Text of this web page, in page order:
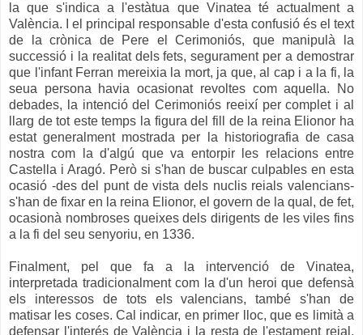
la que s'indica a l'estàtua que Vinatea té actualment a
València. I el principal responsable d'esta confusió és el text
de la crònica de Pere el Cerimoniós, que manipulà la
successió i la realitat dels fets, segurament per a demostrar
que l'infant Ferran mereixia la mort, ja que, al cap i a la fi, la
seua persona havia ocasionat revoltes com aquella. No
debades, la intenció del Cerimoniós reeixí per complet i al
llarg de tot este temps la figura del fill de la reina Elionor ha
estat generalment mostrada per la historiografia de casa
nostra com la d'algú que va entorpir les relacions entre
Castella i Aragó. Però si s'han de buscar culpables en esta
ocasió -des del punt de vista dels nuclis reials valencians-
s'han de fixar en la reina Elionor, el govern de la qual, de fet,
ocasionà nombroses queixes dels dirigents de les viles fins
a la fi del seu senyoriu, en 1336.
Finalment, pel que fa a la intervenció de Vinatea,
interpretada tradicionalment com la d'un heroi que defensà
els interessos de tots els valencians, també s'han de
matisar les coses. Cal indicar, en primer lloc, que es limità a
defensar l'interés de València i la resta de l'estament reial.